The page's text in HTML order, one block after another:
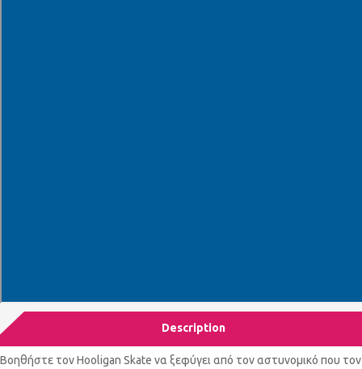
Description
Βοηθήστε τον Hooligan Skate να ξεφύγει από τον αστυνομικό που